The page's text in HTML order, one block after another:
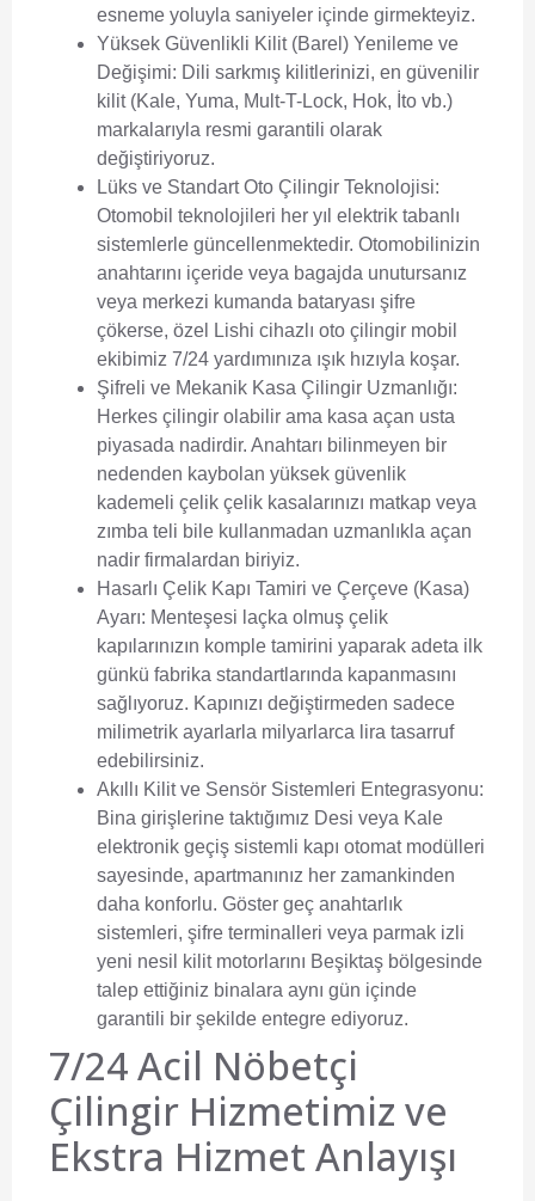
esneme yoluyla saniyeler içinde girmekteyiz.
Yüksek Güvenlikli Kilit (Barel) Yenileme ve
Değişimi: Dili sarkmış kilitlerinizi, en güvenilir
kilit (Kale, Yuma, Mult-T-Lock, Hok, İto vb.)
markalarıyla resmi garantili olarak
değiştiriyoruz.
Lüks ve Standart Oto Çilingir Teknolojisi:
Otomobil teknolojileri her yıl elektrik tabanlı
sistemlerle güncellenmektedir. Otomobilinizin
anahtarını içeride veya bagajda unutursanız
veya merkezi kumanda bataryası şifre
çökerse, özel Lishi cihazlı oto çilingir mobil
ekibimiz 7/24 yardımınıza ışık hızıyla koşar.
Şifreli ve Mekanik Kasa Çilingir Uzmanlığı:
Herkes çilingir olabilir ama kasa açan usta
piyasada nadirdir. Anahtarı bilinmeyen bir
nedenden kaybolan yüksek güvenlik
kademeli çelik çelik kasalarınızı matkap veya
zımba teli bile kullanmadan uzmanlıkla açan
nadir firmalardan biriyiz.
Hasarlı Çelik Kapı Tamiri ve Çerçeve (Kasa)
Ayarı: Menteşesi laçka olmuş çelik
kapılarınızın komple tamirini yaparak adeta ilk
günkü fabrika standartlarında kapanmasını
sağlıyoruz. Kapınızı değiştirmeden sadece
milimetrik ayarlarla milyarlarca lira tasarruf
edebilirsiniz.
Akıllı Kilit ve Sensör Sistemleri Entegrasyonu:
Bina girişlerine taktığımız Desi veya Kale
elektronik geçiş sistemli kapı otomat modülleri
sayesinde, apartmanınız her zamankinden
daha konforlu. Göster geç anahtarlık
sistemleri, şifre terminalleri veya parmak izli
yeni nesil kilit motorlarını Beşiktaş bölgesinde
talep ettiğiniz binalara aynı gün içinde
garantili bir şekilde entegre ediyoruz.
7/24 Acil Nöbetçi
Çilingir Hizmetimiz ve
Ekstra Hizmet Anlayışı